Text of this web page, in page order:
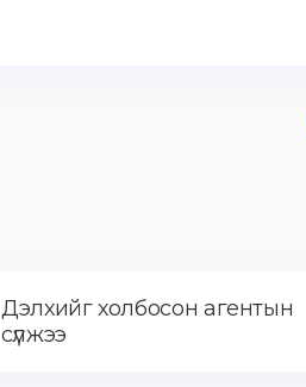
Дэлхийг холбосон агентын
сүлжээ